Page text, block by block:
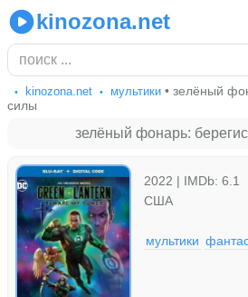
kinozona.net
kinozona.net мультики • зелёный
силы
зелёный фонарь:
2022 | IMDb: 6.1
США
мультики